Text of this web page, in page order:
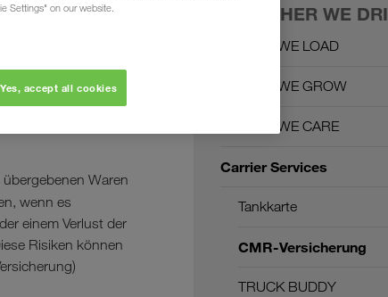
Waren
wenn es
einem Verlust der
Risiken können
TOGETHER WE
Together WE LOAD
Together WE GROW
Together WE CARE
Carrier Services
Tankkarte
CMR-Versicherung
TRUCK BUDDY
Settings" on our website.
Yes, accept all cookies